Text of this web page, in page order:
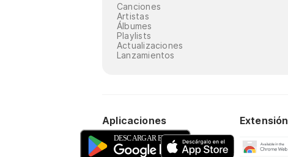
Canciones
Artistas
Álbumes
Playlists
Actualizaciones
Lanzamientos
Aplicaciones Extensión